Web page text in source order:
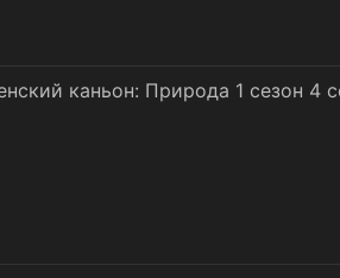
каньон: Природа 1 сезон